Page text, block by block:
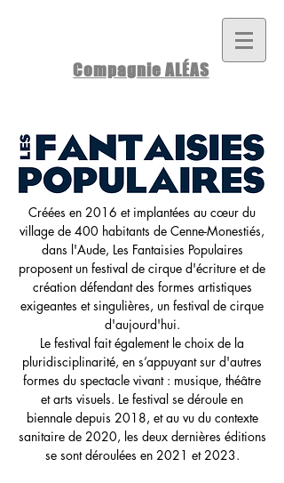
Compagnie ALÉAS
Créées en 2016 et implantées au cœur du
village de 400 habitants de Cenne-Monestiés,
dans l'Aude, Les Fantaisies Populaires
proposent un festival de cirque d'écriture et de
création défendant des formes artistiques
exigeantes et singulières, un festival de cirque
d'aujourd'hui.
Le festival fait également le choix de la
pluridisciplinarité, en s’appuyant sur d'autres
formes du spectacle vivant : musique, théâtre
et arts visuels. Le festival se déroule en
biennale depuis 2018, et au vu du contexte
sanitaire de 2020, les deux dernières éditions
se sont déroulées en 2021 et 2023.